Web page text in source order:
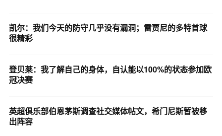
凯尔：我们今天的防守几乎没有漏洞；雷贾尼的多特首球
很精彩
登贝莱：我了解自己的身体，自认能以100%的状态参加欧
冠决赛
英超俱乐部伯恩茅斯调查社交媒体帖文，希门尼斯暂被移
出阵容